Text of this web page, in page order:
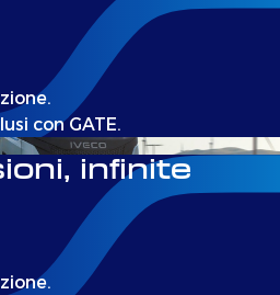
con GATE.
infinite